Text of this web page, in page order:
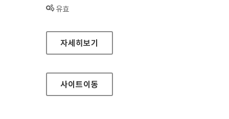
상태 :
유효
현대HDS
자세히보기
사이트이동